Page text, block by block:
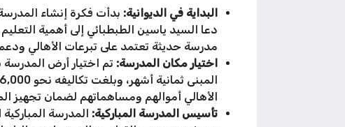
البداية في الديوانية:
دعا السيد ياسين الطبطبائي إلى أهمية
مدرسة حديثة تعتمد على تبرعات الأهالي
اختيار مكان المدرسة: تم اختيار أرض
الأهالي أموالهم ومساهماتهم لضمان تجهيز
تأسيس المدرسة المباركية: